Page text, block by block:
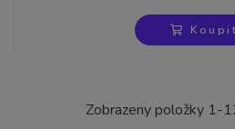
Koupit
Zobrazeny položky 1-